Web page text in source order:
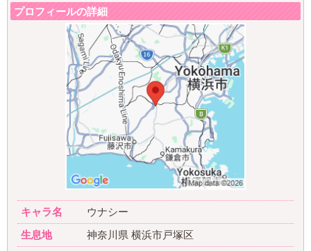
プロフィールの詳細
キャラ名
ウナシー
生息地
神奈川県 横浜市戸塚区